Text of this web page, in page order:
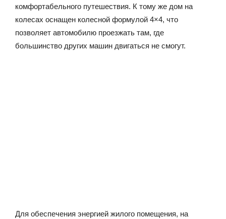
комфортабельного путешествия. К тому же дом на
колесах оснащен колесной формулой 4×4, что
позволяет автомобилю проезжать там, где
большинство других машин двигаться не смогут.
Для обеспечения энергией жилого помещения, на